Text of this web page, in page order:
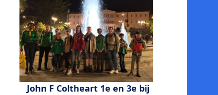
John F Coltheart 1e en 3e bij